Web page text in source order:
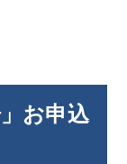
」お申込